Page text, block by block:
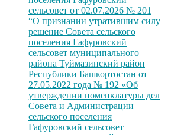
сельсовет от 02.07.2026 № 201
“О признании утратившим силу
решение Совета сельского
поселения Гафуровский
сельсовет муниципального
района Туймазинский район
Республики Башкортостан от
27.05.2022 года № 192 «Об
утверждении номенклатуры дел
Совета и Администрации
сельского поселения
Гафуровский сельсовет